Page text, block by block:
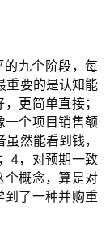
的九个阶段，每
重要的是认知能
更简单直接；
一个项目销售额
然能看到钱，
4，对预期一致
个概念，算是对
到了一种并购重